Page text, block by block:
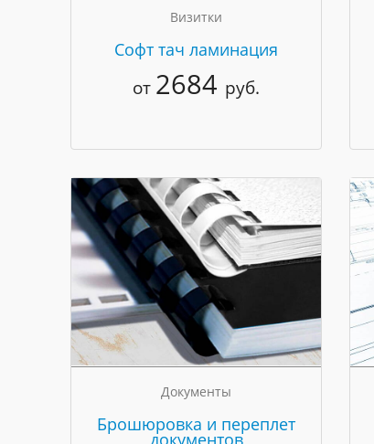
Визитки
Cофт тач ламинация
от 2684 руб.
Документы
Брошюровка и переплет
документов